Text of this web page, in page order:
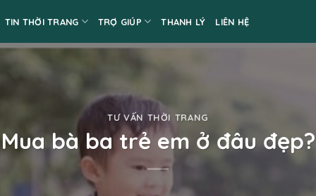
TIN THỜI TRANG TRỢ GIÚP THANH LÝ LIÊN HỆ
TƯ VẤN THỜI TRANG
Mua bà ba trẻ em ở đâu đẹp?